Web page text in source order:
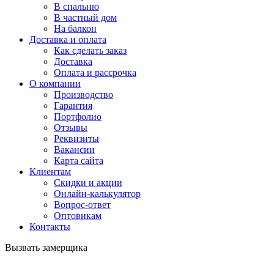
В спальню
В частный дом
На балкон
Доставка и оплата
Как сделать заказ
Доставка
Оплата и рассрочка
О компании
Производство
Гарантия
Портфолио
Отзывы
Реквизиты
Вакансии
Карта сайта
Клиентам
Скидки и акции
Онлайн-калькулятор
Вопрос-ответ
Оптовикам
Контакты
Вызвать замерщика